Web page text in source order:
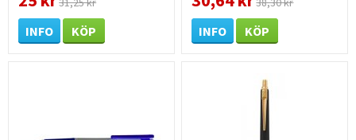
INFO KÖP INFO KÖP